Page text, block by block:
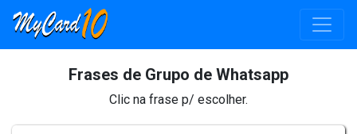
Frases de Grupo de Whatsapp
Clic na frase p/ escolher.